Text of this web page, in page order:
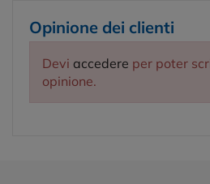
Opinione dei clienti
Devi accedere per poter
opinione.